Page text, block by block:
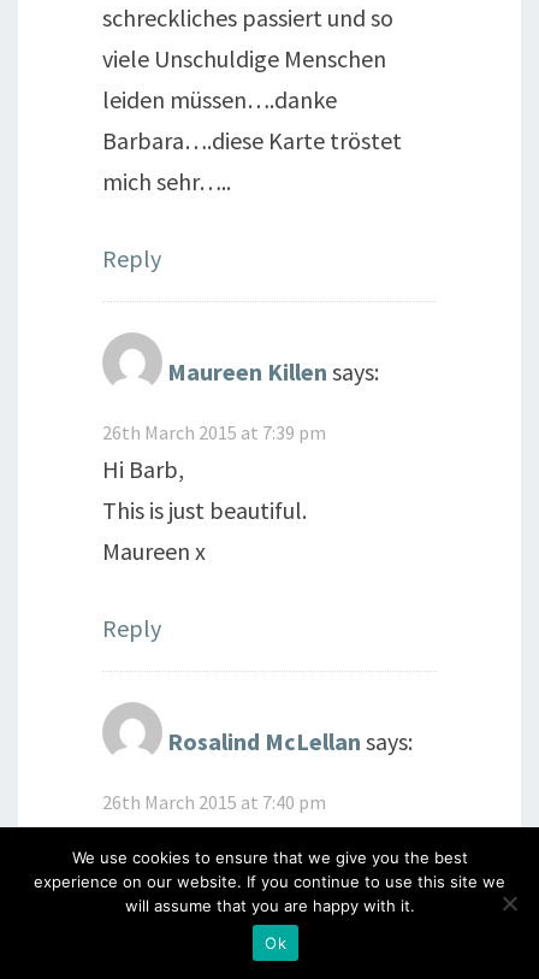
schreckliches passiert und so
viele Unschuldige Menschen
leiden müssen….danke
Barbara….diese Karte tröstet
mich sehr…..
Reply
Maureen Killen says:
26th March 2015 at 7:39 pm
Hi Barb,
This is just beautiful.
Maureen x
Reply
Rosalind McLellan says:
26th March 2015 at 7:40 pm
Another interesting technique!
We use cookies to ensure that we give you the best
experience on our website. If you continue to use this site we
will assume that you are happy with it.
Ok